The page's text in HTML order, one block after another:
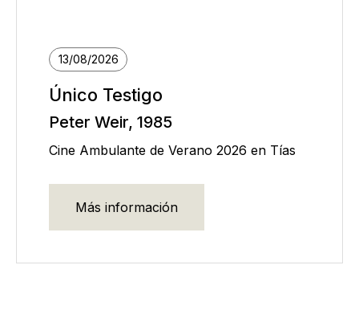
13/08/2026
Único Testigo
Peter Weir, 1985
Cine Ambulante de Verano 2026 en Tías
Más información